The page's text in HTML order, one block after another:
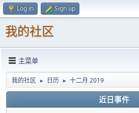
Log in Sign up
我的社区
主菜单
我的社区 ► 日历 ► 十二月 2019
近日事件